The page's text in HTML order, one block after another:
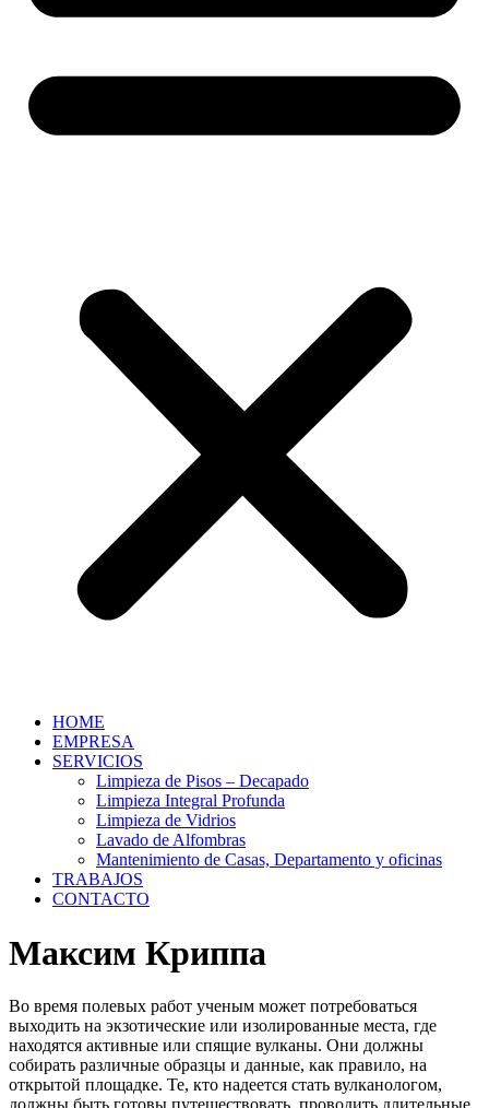
HOME
EMPRESA
SERVICIOS
Limpieza de Pisos – Decapado
Limpieza Integral Profunda
Limpieza de Vidrios
Lavado de Alfombras
Mantenimiento de Casas, Departamento y oficinas
TRABAJOS
CONTACTO
Максим Криппа
Во время полевых работ ученым может потребоваться
выходить на экзотические или изолированные места, где
находятся активные или спящие вулканы. Они должны
собирать различные образцы и данные, как правило, на
открытой площадке. Те, кто надеется стать вулканологом,
должны быть готовы путешествовать, проводить длительные